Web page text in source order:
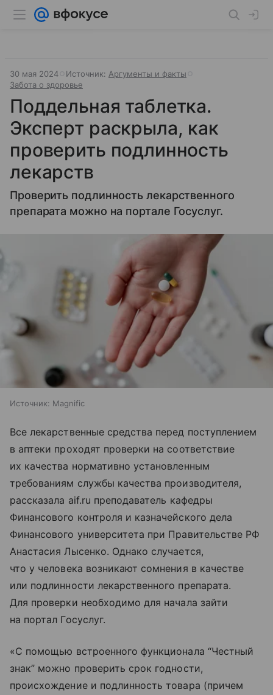
30 мая 2024 Источник: Аргументы и факты
Забота о здоровье
Поддельная таблетка.
Эксперт раскрыла, как
проверить подлинность
лекарств
Проверить подлинность лекарственного
препарата можно на портале Госуслуг.
Источник: Magnific
Все лекарственные средства перед поступлением
в аптеки проходят проверки на соответствие
их качества нормативно установленным
требованиям службы качества производителя,
рассказала aif.ru преподаватель кафедры
Финансового контроля и казначейского дела
Финансового университета при Правительстве РФ
Анастасия Лысенко. Однако случается,
что у человека возникают сомнения в качестве
или подлинности лекарственного препарата.
Для проверки необходимо для начала зайти
на портал Госуслуг.
«С помощью встроенного функционала “Честный
знак” можно проверить срок годности,
происхождение и подлинность товара (причем